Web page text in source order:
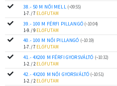
38.- 50 M NŐI MELL (~09:55)
1-7. / 7 ELŐFUTAM
39.- 100 M FÉRFI PILLANGÓ (~10:04)
1-9. / 9 ELŐFUTAM
40.- 100 M NŐI PILLANGÓ (~10:19)
1-7. / 7 ELŐFUTAM
41.- 4X200 M FÉRFI GYORSVÁLTÓ (~10:32)
1-2. / 2 ELŐFUTAM
42.- 4X200 M NŐI GYORSVÁLTÓ (~10:51)
1-2. / 2 ELŐFUTAM